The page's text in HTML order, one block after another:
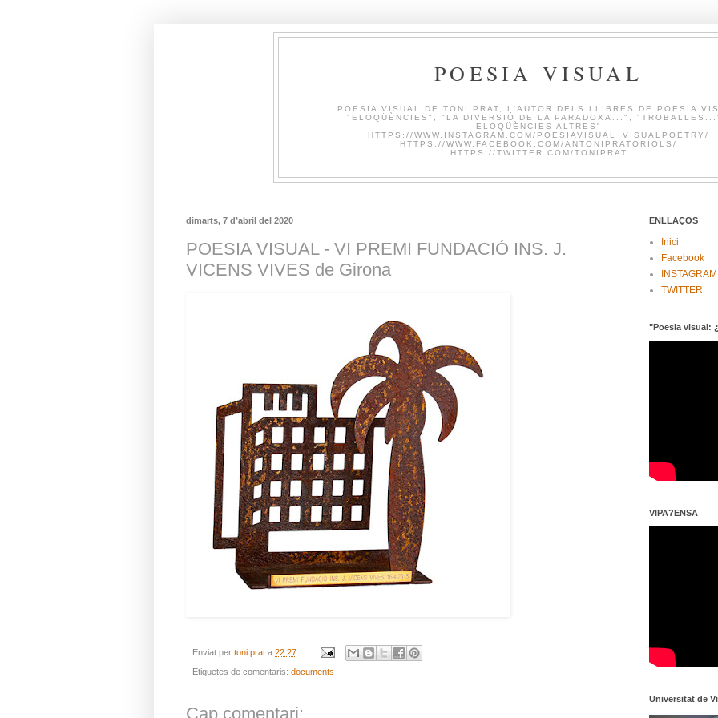
POESIA VISUAL
POESIA VISUAL DE TONI PRAT, L'AUTOR DELS LLIBRES DE POESIA
"ELOQÜÈNCIES", "LA DIVERSIÓ DE LA PARADOXA...",
ELOQÜÈNCIES ALTRES"
HTTPS://WWW.INSTAGRAM.COM/POESIAVISUAL_VISUALPOETRY/
HTTPS://WWW.FACEBOOK.COM/ANTONIPRATORIOLS/
HTTPS://TWITTER.COM/TONIPRAT
dimarts, 7 d’abril del 2020
POESIA VISUAL - VI PREMI FUNDACIÓ INS. J.
VICENS VIVES de Girona
Enviat per toni prat a 22:27
Etiquetes de comentaris: documents
Cap comentari:
ENLLAÇOS
Inici
Facebook
INSTAGRAM
TWITTER
"Poesia visual:
VIPA?ENSA
Universitat de